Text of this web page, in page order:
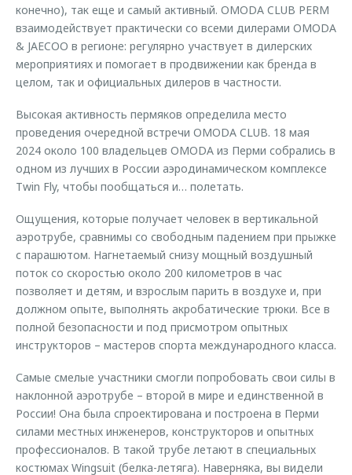
конечно), так еще и самый активный. OMODA CLUB PERM
взаимодействует практически со всеми дилерами OMODA
& JAECOO в регионе: регулярно участвует в дилерских
мероприятиях и помогает в продвижении как бренда в
целом, так и официальных дилеров в частности.
Высокая активность пермяков определила место
проведения очередной встречи OMODA CLUB. 18 мая
2024 около 100 владельцев OMODA из Перми собрались в
одном из лучших в России аэродинамическом комплексе
Twin Fly, чтобы пообщаться и… полетать.
Ощущения, которые получает человек в вертикальной
аэротрубе, сравнимы со свободным падением при прыжке
с парашютом. Нагнетаемый снизу мощный воздушный
поток со скоростью около 200 километров в час
позволяет и детям, и взрослым парить в воздухе и, при
должном опыте, выполнять акробатические трюки. Все в
полной безопасности и под присмотром опытных
инструкторов – мастеров спорта международного класса.
Самые смелые участники смогли попробовать свои силы в
наклонной аэротрубе – второй в мире и единственной в
России! Она была спроектирована и построена в Перми
силами местных инженеров, конструкторов и опытных
профессионалов. В такой трубе летают в специальных
костюмах Wingsuit (белка-летяга). Наверняка, вы видели